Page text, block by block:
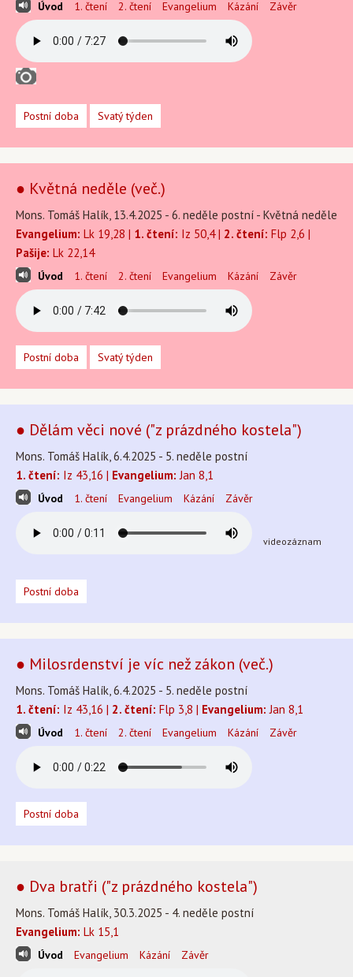
Úvod 1. čtení 2. čtení Evangelium Kázání Závěr
Postní doba Svatý týden
● Květná neděle (več.)
Mons. Tomáš Halík, 13.4.2025 - 6. neděle postní - Květná neděle
Evangelium: Lk 19,28 | 1. čtení: Iz 50,4 | 2. čtení: Flp 2,6 |
Pašije: Lk 22,14
Úvod 1. čtení 2. čtení Evangelium Kázání Závěr
Postní doba Svatý týden
● Dělám věci nové ("z prázdného kostela")
Mons. Tomáš Halík, 6.4.2025 - 5. neděle postní
1. čtení: Iz 43,16 | Evangelium: Jan 8,1
Úvod 1. čtení Evangelium Kázání Závěr
videozáznam
Postní doba
● Milosrdenství je víc než zákon (več.)
Mons. Tomáš Halík, 6.4.2025 - 5. neděle postní
1. čtení: Iz 43,16 | 2. čtení: Flp 3,8 | Evangelium: Jan 8,1
Úvod 1. čtení 2. čtení Evangelium Kázání Závěr
Postní doba
● Dva bratři ("z prázdného kostela")
Mons. Tomáš Halík, 30.3.2025 - 4. neděle postní
Evangelium: Lk 15,1
Úvod Evangelium Kázání Závěr